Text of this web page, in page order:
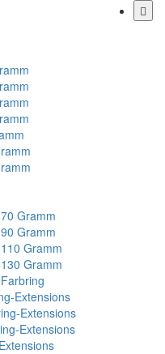
Gramm
Gramm
Gramm
Gramm
Extensions
Extensions
Extensions